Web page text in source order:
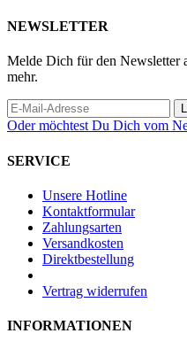
NEWSLETTER
Melde Dich für den Newsletter
mehr.
Oder möchtest Du Dich vom
SERVICE
Unsere Hotline
Kontaktformular
Zahlungsarten
Versandkosten
Direktbestellung
Vertrag widerrufen
INFORMATIONEN